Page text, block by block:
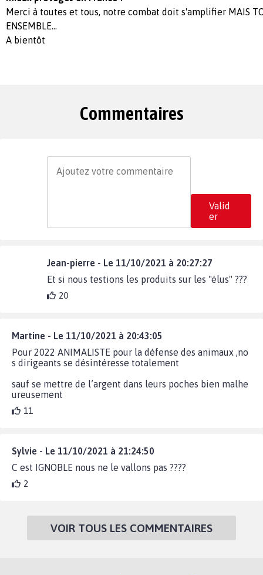
Merci à toutes et tous, notre combat doit s'amplifier MAIS
ENSEMBLE...
A bientôt
Commentaires
Valid
er
Jean-pierre - Le 11/10/2021 à 20:27:27
Et si nous testions les produits sur les "élus" ???
20
Martine - Le 11/10/2021 à 20:43:05
Pour 2022 ANIMALISTE pour la défense des animaux ,no
s dirigeants se désintéresse totalement
sauf se mettre de l’argent dans leurs poches bien malhe
ureusement
11
Sylvie - Le 11/10/2021 à 21:24:50
C est IGNOBLE nous ne le vallons pas ????
2
VOIR TOUS LES COMMENTAIRES